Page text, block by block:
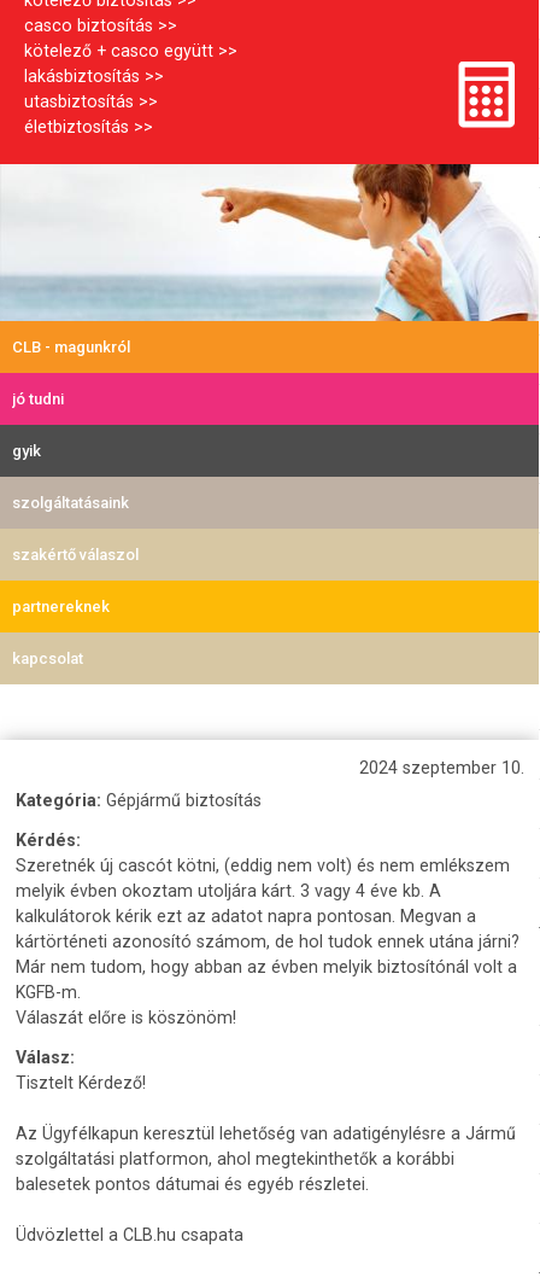
casco biztosítás
kötelező + casco együtt
lakásbiztosítás
utasbiztosítás
életbiztosítás
CLB - magunkról
jó tudni
gyik
szolgáltatásaink
szakértő válaszol
partnereknek
kapcsolat
2024 szeptember 10.
Kategória:Gépjármű biztosítás
Kérdés:
Szeretnék új cascót kötni, (eddig nem volt) és nem emlékszem
melyik évben okoztam utoljára kárt. 3 vagy 4 éve kb. A
kalkulátorok kérik ezt az adatot napra pontosan. Megvan a
kártörténeti azonosító számom, de hol tudok ennek utána járni?
Már nem tudom, hogy abban az évben melyik biztosítónál volt a
KGFB-m.
Válaszát előre is köszönöm!
Válasz:
Tisztelt Kérdező!
Az Ügyfélkapun keresztül lehetőség van adatigénylésre a Jármű
szolgáltatási platformon, ahol megtekinthetők a korábbi
balesetek pontos dátumai és egyéb részletei.
Üdvözlettel a CLB.hu csapata